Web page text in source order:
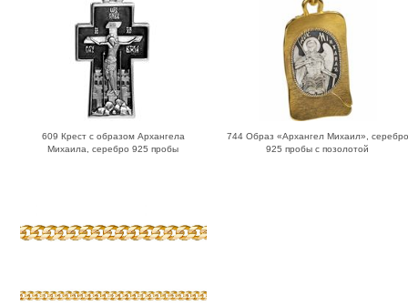
609 Крест с образом Архангела
Михаила, серебро 925 пробы
744 Образ «Архангел Михаил», серебро
925 пробы с позолотой